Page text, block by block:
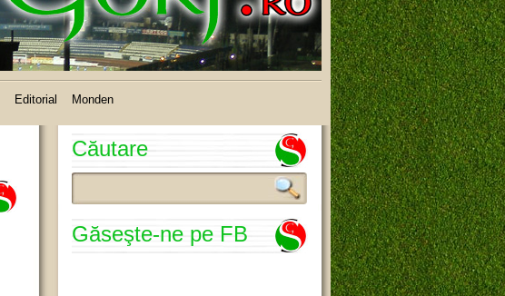
Editorial Monden
Căutare
Găseşte-ne pe FB